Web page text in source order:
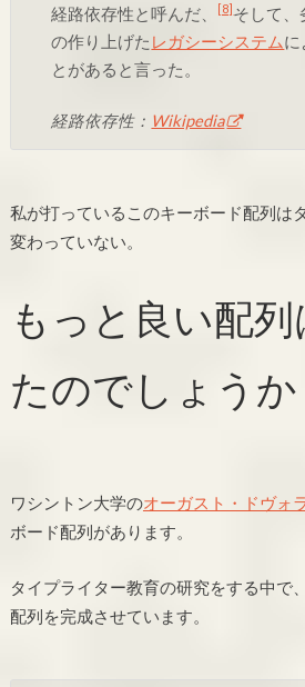
経路依存性と呼んだ、
[8]そして、
の作り上げた レガシーシステムに
とがあると言った。
経路依存性： Wikipedia
私が打っているこのキーボード配列は
変わっていない。
もっと良い配
たのでしょうか
ワシントン大学のオーガスト・ドヴォ
ボード配列があります。
タイプライター教育の研究をする中で
配列を完成させています。